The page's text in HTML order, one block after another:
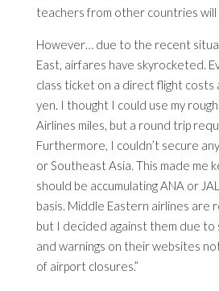
teachers from other countries will
However… due to the recent
East, airfares have skyrocketed.
class ticket on a direct flight
yen. I thought I could use my
Airlines miles, but a round trip
Furthermore, I couldn’t secure
or Southeast Asia. This made me
should be accumulating ANA or
basis. Middle Eastern airlines are
but I decided against them due to
and warnings on their websites
of airport closures.”